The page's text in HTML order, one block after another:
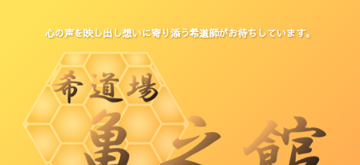
心の声を映し出し想いに寄り添う希道師がお待ちしています。